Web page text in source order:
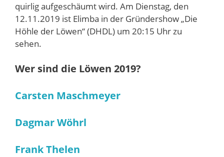
quirlig aufgeschäumt wird. Am Dienstag, den
12.11.2019 ist Elimba in der Gründershow „Die
Höhle der Löwen“ (DHDL) um 20:15 Uhr zu
sehen.
Wer sind die Löwen 2019?
Carsten Maschmeyer
Dagmar Wöhrl
Frank Thelen